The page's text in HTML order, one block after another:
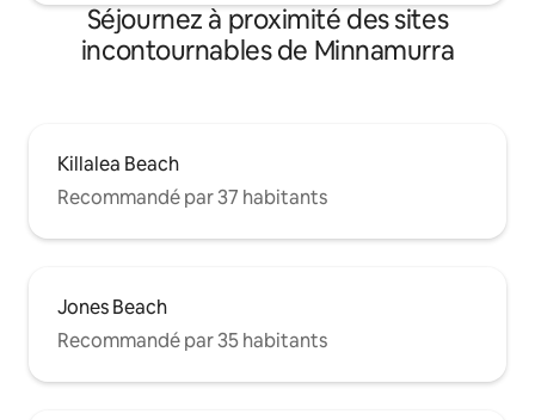
Séjournez à proximité des sites
incontournables de Minnamurra
Killalea Beach
Recommandé par 37 habitants
Jones Beach
Recommandé par 35 habitants